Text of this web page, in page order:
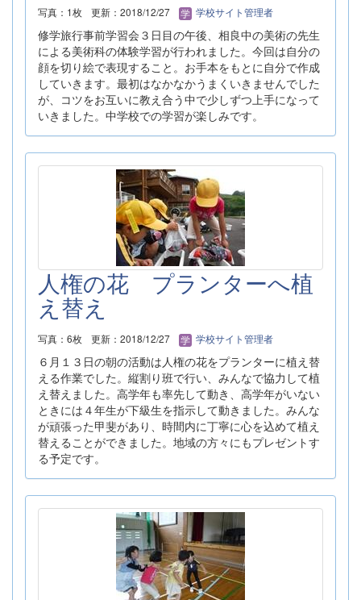
写真：1枚 更新：2018/12/27 学校サイト管理者
修学旅行事前学習会３日目の午後、相良中の美術の先生
による美術科の体験学習が行われました。今回は自分の
顔を切り絵で表現すること。お手本をもとに自分で作成
していきます。最初はなかなかうまくいきませんでした
が、コツをお互いに教え合う中で少しずつ上手になって
いきました。中学校での学習が楽しみです。
人権の花 プランターへ植
え替え
写真：6枚 更新：2018/12/27 学校サイト管理者
６月１３日の朝の活動は人権の花をプランターに植え替
える作業でした。縦割り班で行い、みんなで協力して植
え替えました。高学年も率先して動き、高学年がいない
ときには４年生が下級生を指示して動きました。みんな
が頑張った甲斐があり、時間内に丁寧に心を込めて植え
替えることができました。地域の方々にもプレゼントす
る予定です。